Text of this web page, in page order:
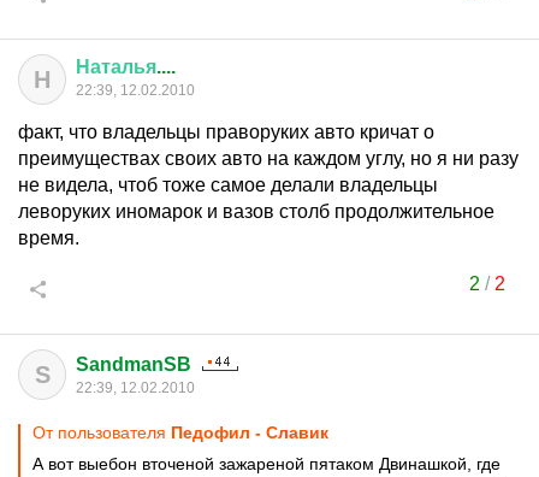
Н Наталья....
22:39, 12.02.2010
факт, что владельцы праворуких авто кричат о
преимуществах своих авто на каждом углу, но я ни разу
не видела, чтоб тоже самое делали владельцы
леворуких иномарок и вазов столб продолжительное
время.
2 / 2
S SandmanSB
22:39, 12.02.2010
От пользователя Педофил - Славик
А вот выебон вточеной зажареной пятаком Двинашкой, где